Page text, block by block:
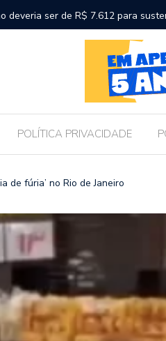
Camelo participa de convenção
e Renan Calheiros ao Senado
POLÍTICA PRIVACIDADE
de fúria’ no Rio de Janeiro